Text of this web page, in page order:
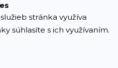
stránka využíva
súhlasíte s ich využívaním.